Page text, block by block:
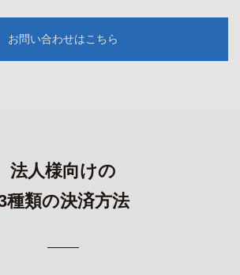
お問い合わせはこちら
法人様向けの
種類の決済方法